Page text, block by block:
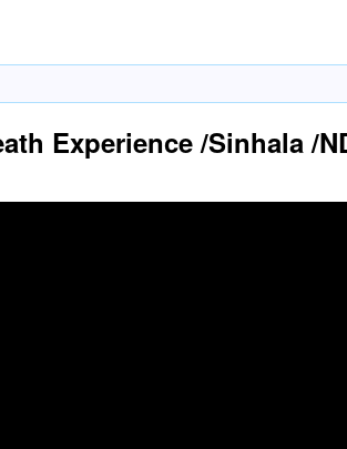
Experience /Sinhala /